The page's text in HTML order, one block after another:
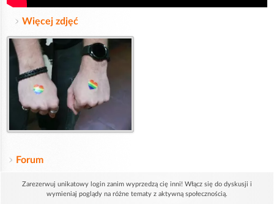
Więcej zdjęć
Forum
Zarezerwuj unikatowy login zanim wyprzedzą cię inni! Włącz się do dyskusji i
wymieniaj poglądy na różne tematy z aktywną społecznością.